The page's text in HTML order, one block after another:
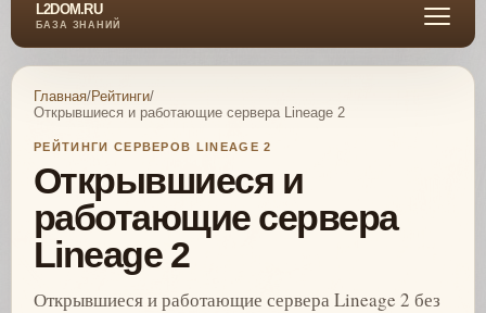
L2DOM.RU
БАЗА ЗНАНИЙ
Главная/Рейтинги/
Открывшиеся и работающие сервера Lineage 2
РЕЙТИНГИ СЕРВЕРОВ LINEAGE 2
Открывшиеся и
работающие сервера
Lineage 2
Открывшиеся и работающие сервера Lineage 2 без